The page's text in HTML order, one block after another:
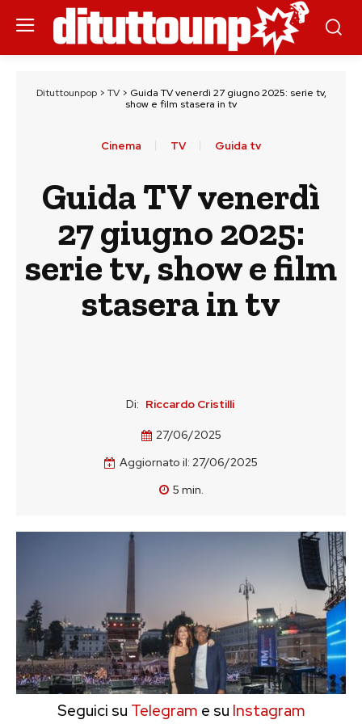
Dituttounpop> TV> Guida TV venerdì 27 giugno 2025: serie tv,
show e film stasera in tv
Cinema TV Guida tv
Guida TV venerdì
27 giugno 2025:
serie tv, show e film
stasera in tv
Di: Riccardo Cristilli
27/06/2025
Aggiornato il: 27/06/2025
5 min.
Seguici su Telegram e su Instagram